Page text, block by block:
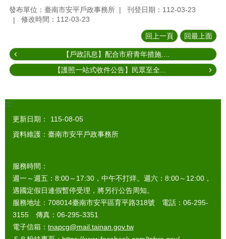
發布單位：臺南市安平戶政事務所
刊登日期：112-03-23
修改時間：112-03-23
回上一頁 回最上面
【戶政訊息】配合市府青年措施....
【護照一站式收件公告】民眾至全...
:::
更新日期：
115-08-05
資料維護：臺南市安平戶政事務所
服務時間：
週一～週五：8:00～17:30，中午不打烊。週六：8:00～12:00，
遇國定假日連假暫停受理，將另行公告周知。
服務地址：708014臺南市安平區育平路318號 電話：06-295-
3155 傳真：06-295-3351
電子信箱： tnapcg@mail.tainan.gov.tw